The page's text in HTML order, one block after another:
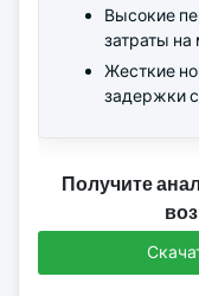
Высокие
затраты
Жесткие
задержки
Получите